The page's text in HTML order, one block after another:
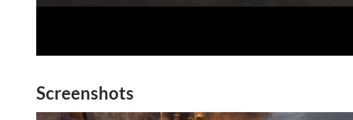
Screenshots